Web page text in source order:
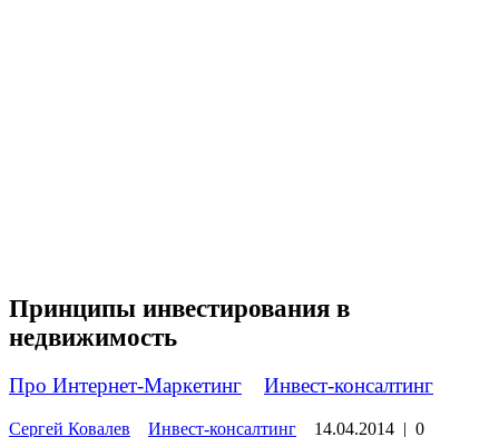
Принципы инвестирования в
недвижимость
Про Интернет-Маркетинг Инвест-консалтинг
Сергей Ковалев Инвест-консалтинг 14.04.2014 | 0